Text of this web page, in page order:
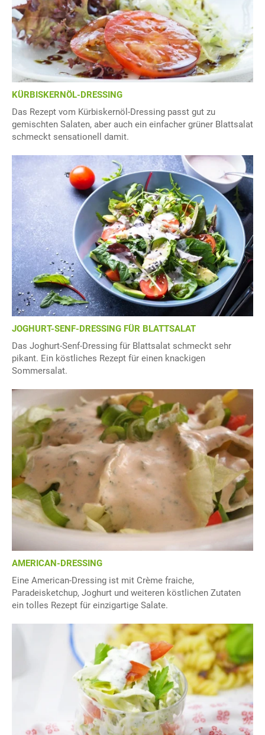
KÜRBISKERNÖL-DRESSING
Das Rezept vom Kürbiskernöl-Dressing passt gut zu
gemischten Salaten, aber auch ein einfacher grüner Blattsalat
schmeckt sensationell damit.
JOGHURT-SENF-DRESSING FÜR BLATTSALAT
Das Joghurt-Senf-Dressing für Blattsalat schmeckt sehr
pikant. Ein köstliches Rezept für einen knackigen
Sommersalat.
AMERICAN-DRESSING
Eine American-Dressing ist mit Crème fraiche,
Paradeisketchup, Joghurt und weiteren köstlichen Zutaten
ein tolles Rezept für einzigartige Salate.